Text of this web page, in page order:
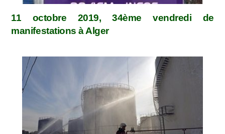
11 octobre 2019, 34ème vendredi de
manifestations à Alger